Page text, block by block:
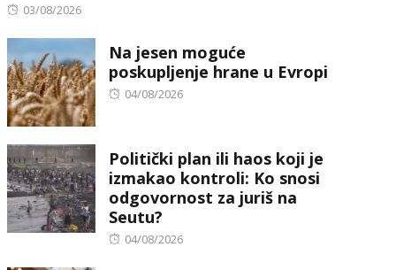
Posted
03/08/2026
Na jesen moguće
poskupljenje hrane u Evropi
Posted
04/08/2026
Politički plan ili haos koji je
izmakao kontroli: Ko snosi
odgovornost za juriš na
Seutu?
Posted
04/08/2026